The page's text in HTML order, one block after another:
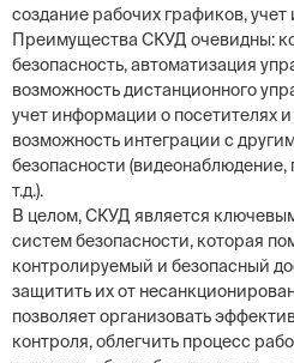
создание рабочих графиков, учет
Преимущества СКУД очевидны:
безопасность, автоматизация
возможность дистанционного
учет информации о посетителях
возможность интеграции с
безопасности
т.д.).
В целом, СКУД является
систем безопасности, которая
контролируемый и безопасный
защитить их от
позволяет организовать
контроля, облегчить процесс